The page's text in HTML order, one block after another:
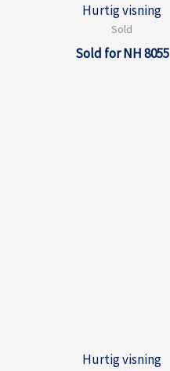
Hurtig visning
Sold
Sold for NH 8055
Hurtig visning